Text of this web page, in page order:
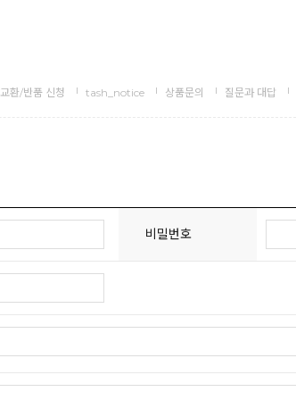
교환/반품 신청 tash_notice 상품문의 질문과 대답
비밀번호